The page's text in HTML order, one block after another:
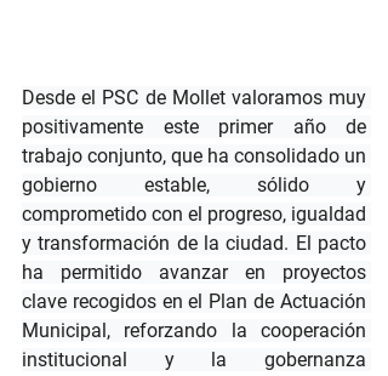
Desde el PSC de Mollet valoramos muy
positivamente este primer año de
trabajo conjunto, que ha consolidado un
gobierno estable, sólido y
comprometido con el progreso, igualdad
y transformación de la ciudad. El pacto
ha permitido avanzar en proyectos
clave recogidos en el Plan de Actuación
Municipal, reforzando la cooperación
institucional y la gobernanza